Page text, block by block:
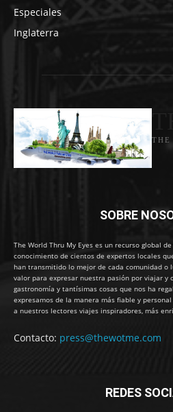
Especiales
Inglaterra
THE
SOBRE
The World Thru My Eyes es un recurso global
conocimiento de cientos de expertos locales
han transmitido lo mejor de cada comunidad o
valor para expresar nuestra pasión por viajar y
gastronomía y tantísimas cosas que nos ha
expresamos de la manera más fiable y
a nuestros lectores viajes inspiradores, más
Contacto: press@thewotme.com
REDES